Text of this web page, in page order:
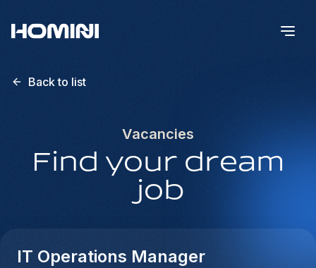
Back to list
Vacancies
Find your dream
job
IT Operations Manager